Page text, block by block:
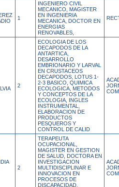
1
INGENIERO CIVIL
MECANICO, MAGISTER
EN INGENIERIA
MECANICA, DOCTOR EN
ENERGIAS
RENOVABLES,
2
ECOLOGIA DE LOS
DECAPODOS DE LA
ANTARTICA,
DESARROLLO
EMBRIONARIO Y LARVAL
EN CRUSTACEOS
DECAPODOS, LOTUS 1-
2-3 BASICO, QUIMICA
ECOLOGICA, METODOS
Y CONCEPTOS DE LA
ECOLOGIA, INGLES
INSTRUMENTAL,
ELABORACION DE
PRODUCTOS
PESQUEROS Y
CONTROL DE CALID
2
TERAPEUTA
OCUPACIONAL,
MAGISTER EN GESTION
DE SALUD, DOCTORA EN
INVESTIGACION
MULTIDISCIPLINAR E
INNOVACION EN
PROCESOS DE
DISCAPACIDAD,